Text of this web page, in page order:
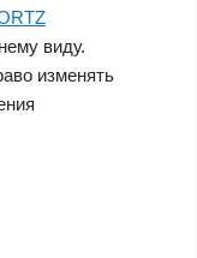
виду.
изменять